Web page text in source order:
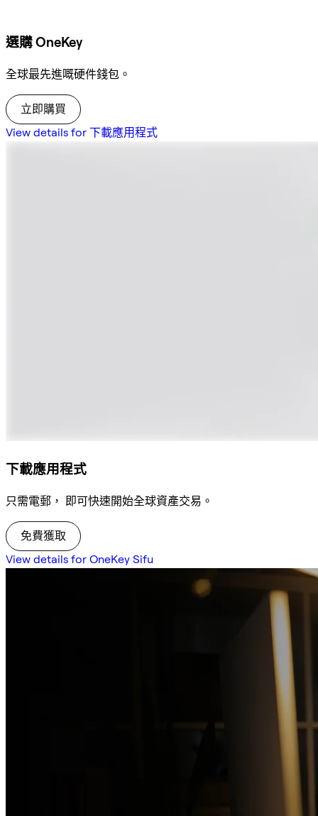
選購 OneKey
全球最先進嘅硬件錢包。
立即購買
View details for 下載應用程式
下載應用程式
只需電郵， 即可快速開始全球資產交易。
免費獲取
View details for OneKey Sifu